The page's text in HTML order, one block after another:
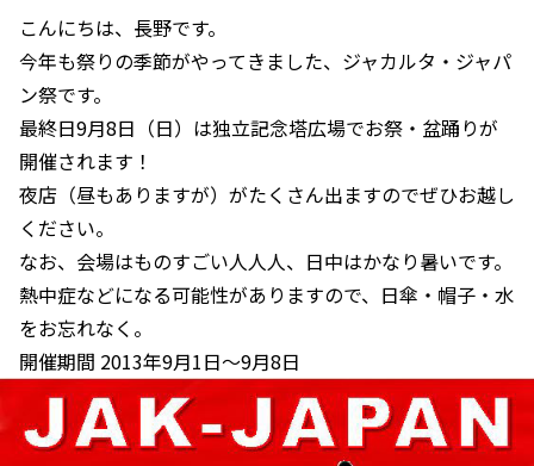
こんにちは、長野です。
今年も祭りの季節がやってきました、ジャカルタ・ジャパ
ン祭です。
最終日9月8日（日）は独立記念塔広場でお祭・盆踊りが
開催されます！
夜店（昼もありますが）がたくさん出ますのでぜひお越し
ください。
なお、会場はものすごい人人人、日中はかなり暑いです。
熱中症などになる可能性がありますので、日傘・帽子・水
をお忘れなく。
開催期間 2013年9月1日～9月8日